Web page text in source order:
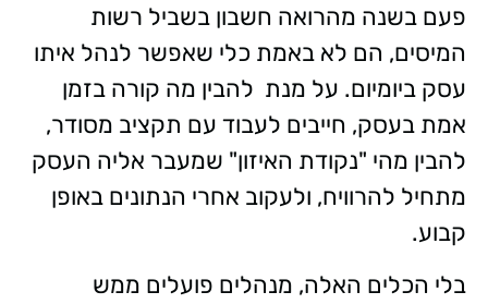
פעם בשנה מהרואה חשבון בשביל רשות
המיסים, הם לא באמת כלי שאפשר לנהל איתו
עסק ביומיום. על מנת להבין מה קורה בזמן
אמת בעסק, חייבים לעבוד עם תקציב מסודר,
להבין מהי "נקודת האיזון" שמעבר אליה העסק
מתחיל להרוויח, ולעקוב אחרי הנתונים באופן
קבוע.
בלי הכלים האלה, מנהלים פועלים ממש